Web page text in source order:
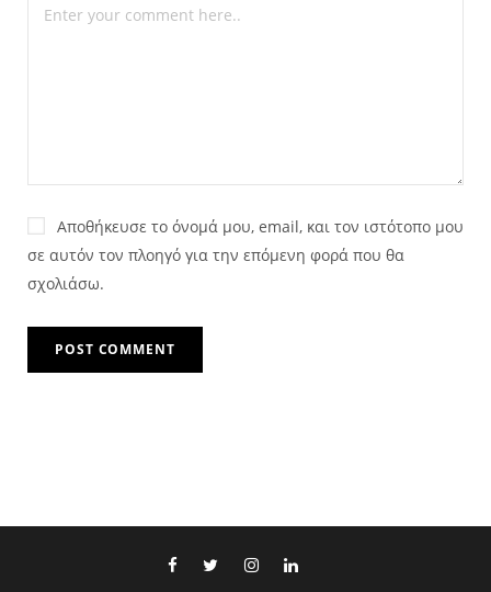
Αποθήκευσε το όνομά μου, email, και τον ιστότοπο μου
σε αυτόν τον πλοηγό για την επόμενη φορά που θα
σχολιάσω.